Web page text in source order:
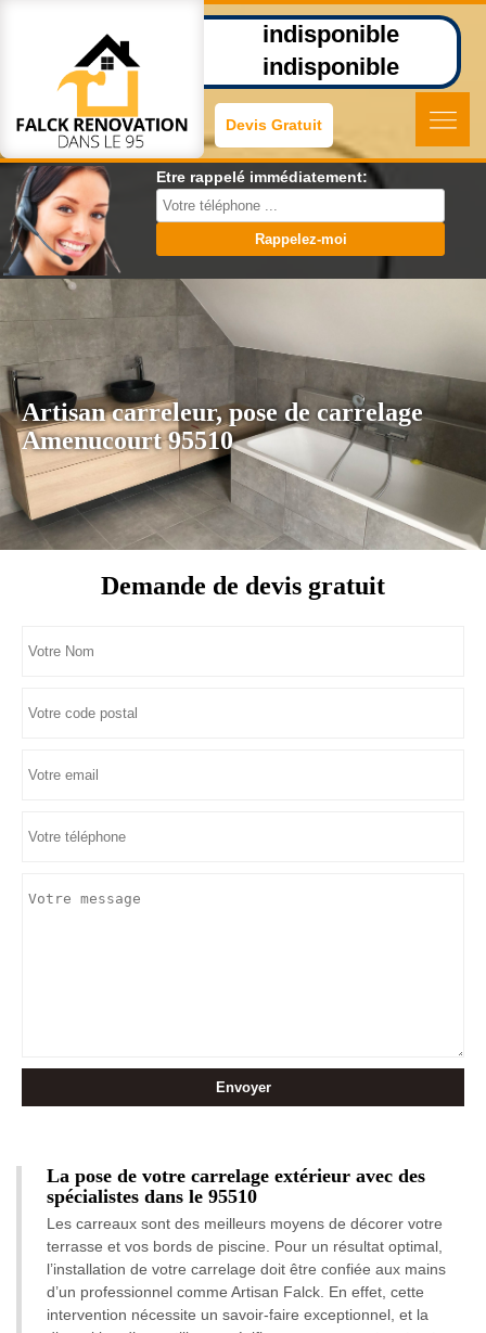
indisponible
indisponible
Devis Gratuit
Etre rappelé immédiatement:
Artisan carreleur, pose de carrelage
Amenucourt 95510
Demande de devis gratuit
La pose de votre carrelage extérieur avec des
spécialistes dans le 95510
Les carreaux sont des meilleurs moyens de décorer votre
terrasse et vos bords de piscine. Pour un résultat optimal,
l’installation de votre carrelage doit être confiée aux mains
d’un professionnel comme Artisan Falck. En effet, cette
intervention nécessite un savoir-faire exceptionnel, et la